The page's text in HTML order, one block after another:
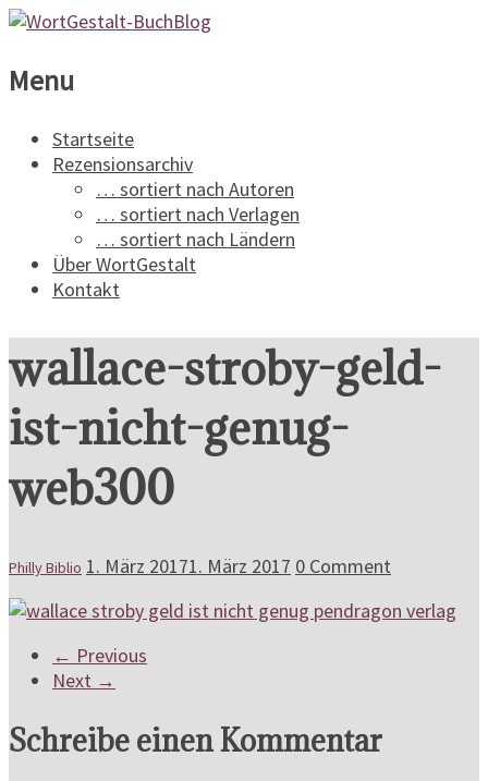
WortGestalt-
Buchblog
Spannungsliteratur
Menu
Startseite
Rezensionsarchiv
… sortiert nach Autoren
… sortiert nach Verlagen
… sortiert nach Ländern
Über WortGestalt
Kontakt
wallace-stroby-geld-
ist-nicht-genug-
web300
Philly Biblio 1. März 20171. März 2017 0 Comment
← Previous
Next →
Schreibe einen Kommentar